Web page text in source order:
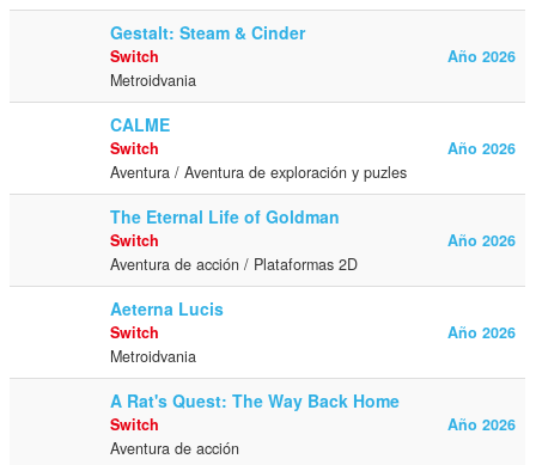
Gestalt: Steam & Cinder
Año 2026
Switch
Metroidvania
CALME
Año 2026
Switch
Aventura / Aventura de exploración y puzles
The Eternal Life of Goldman
Año 2026
Switch
Aventura de acción / Plataformas 2D
Aeterna Lucis
Año 2026
Switch
Metroidvania
A Rat's Quest: The Way Back Home
Año 2026
Switch
Aventura de acción